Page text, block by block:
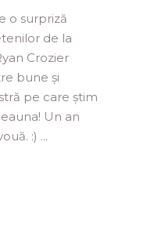
o surpriză
de la
Crozier
bune și
pe care știm
Un an
:)